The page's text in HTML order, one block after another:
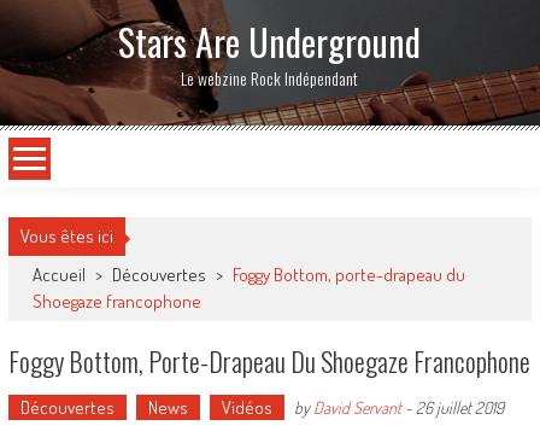
Stars Are Underground
Le webzine Rock Indépendant
Vous êtes ici
Accueil > Découvertes > Foggy Bottom, porte-drapeau du
Shoegaze francophone
Foggy Bottom, Porte-Drapeau Du Shoegaze Francophone
Découvertes News Vidéos byDavid Servant- 26 juillet 2019